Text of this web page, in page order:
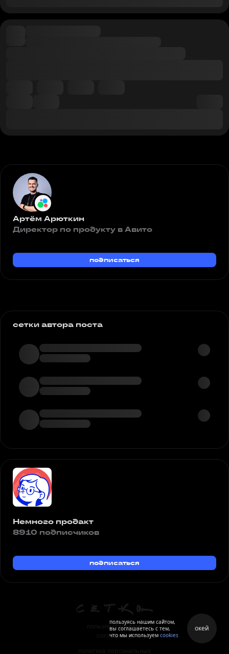
Артём Арюткин
Директор по продукту в Авито
подписаться
сетки автора поста
Немного продакт
8910 подписчиков
подписаться
пользовательское
соглашение
политика персональных
пользуясь нашим сайтом,
вы соглашаетесь с тем,
что мы используем cookies
окей